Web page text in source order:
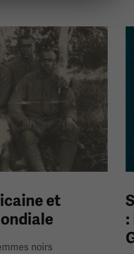
et
noirs